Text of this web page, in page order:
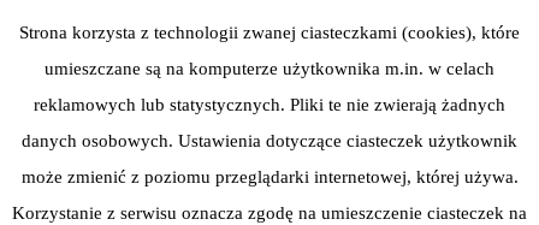
content
Strona korzysta z technologii zwanej ciasteczkami (cookies), które
umieszczane są na komputerze użytkownika m.in. w celach
reklamowych lub statystycznych. Pliki te nie zwierają żadnych
danych osobowych. Ustawienia dotyczące ciasteczek użytkownik
może zmienić z poziomu przeglądarki internetowej, której używa.
Korzystanie z serwisu oznacza zgodę na umieszczenie ciasteczek na